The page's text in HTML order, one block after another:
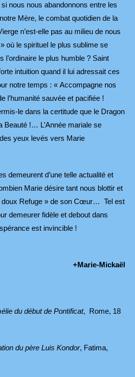
nous nous abandonnons entre les
Mère, le combat quotidien de la
n’est-elle pas au milieu de nous
où le spirituel le plus sublime se
l’ordinaire le plus humble ? Saint
intuition quand il lui adressait ces
notre temps : « Accompagne nos
l’humanité sauvée et pacifiée !
le dans la certitude que le Dragon
Beauté !… L’Année mariale se
yeux levés vers Marie
demeurent d’une telle actualité et
Marie désire tant nous blottir et
doux Refuge » de son Cœur… Tel est
demeurer fidèle et debout dans
est invincible !
+Marie-Mickaël
du début de Pontificat, Rome, 18
du père Luis Kondor, Fatima,